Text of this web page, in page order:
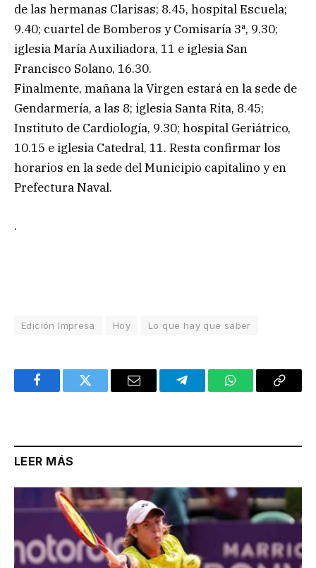
de las hermanas Clarisas; 8.45, hospital Escuela;
9.40; cuartel de Bomberos y Comisaría 3ª, 9.30;
iglesia María Auxiliadora, 11 e iglesia San
Francisco Solano, 16.30.
Finalmente, mañana la Virgen estará en la sede de
Gendarmería, a las 8; iglesia Santa Rita, 8.45;
Instituto de Cardiología, 9.30; hospital Geriátrico,
10.15 e iglesia Catedral, 11. Resta confirmar los
horarios en la sede del Municipio capitalino y en
Prefectura Naval.
.
Edición Impresa Hoy Lo que hay que saber
FacebookTwitter Email TelegramWhatsAppCopy
LEER MÁS